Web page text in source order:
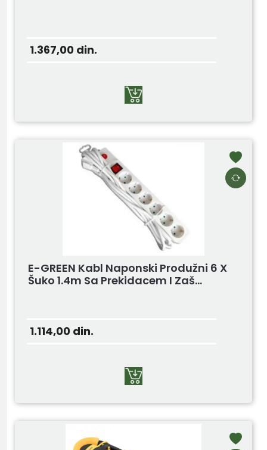
1.367,00 din.
E-GREEN Kabl Naponski Produžni 6 X
Šuko 1.4m Sa Prekidacem I Zaš...
1.114,00 din.